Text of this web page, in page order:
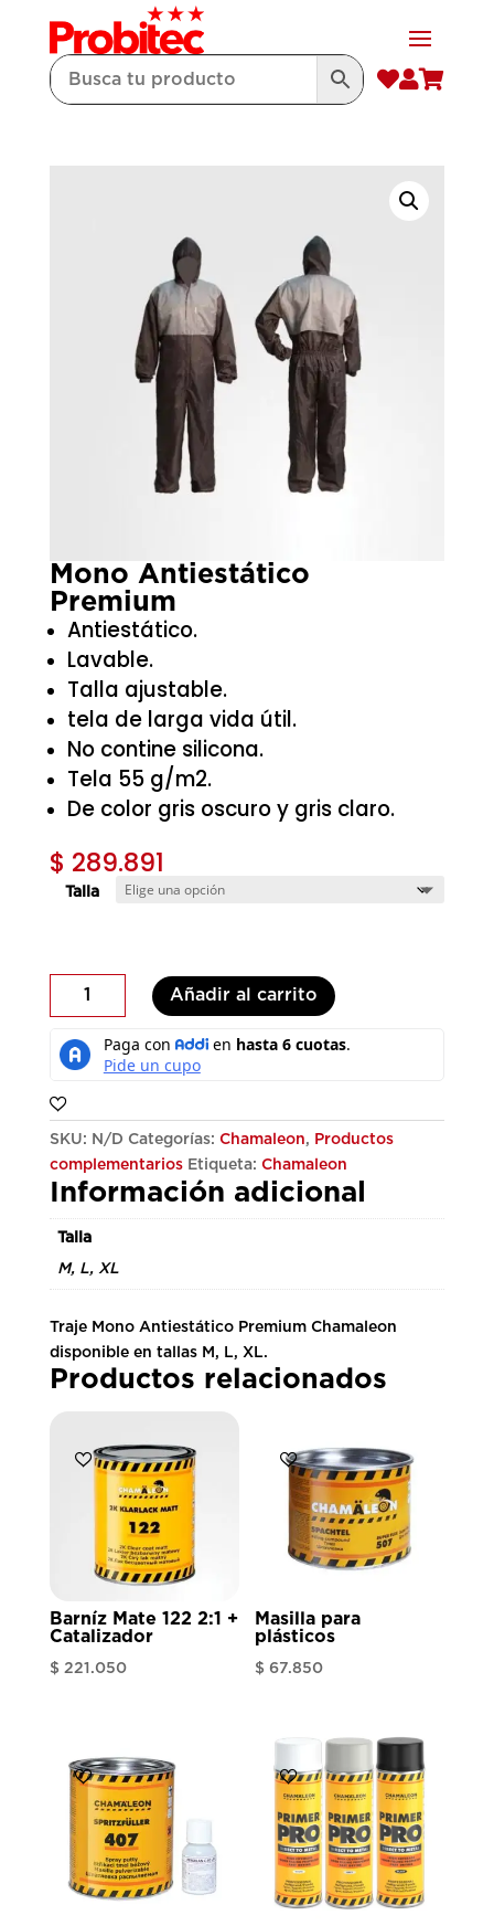

Mono Antiestático
Premium
Antiestático.
Lavable.
Talla ajustable.
tela de larga vida útil.
No contine silicona.
Tela 55 g/m2.
De color gris oscuro y gris claro.
$ 289.891
Talla
Mono
Premium
cantidad
Añadir al carrito
SKU: N/D Categorías: Chamaleon, Productos
complementarios Etiqueta: Chamaleon
Información adicional
Talla
M, L, XL
Traje Mono Antiestático Premium Chamaleon
disponible en tallas M, L, XL.
Productos relacionados
Barníz Mate 122 2:1 +
Catalizador
$ 221.050
Masilla para
plásticos
$ 67.850